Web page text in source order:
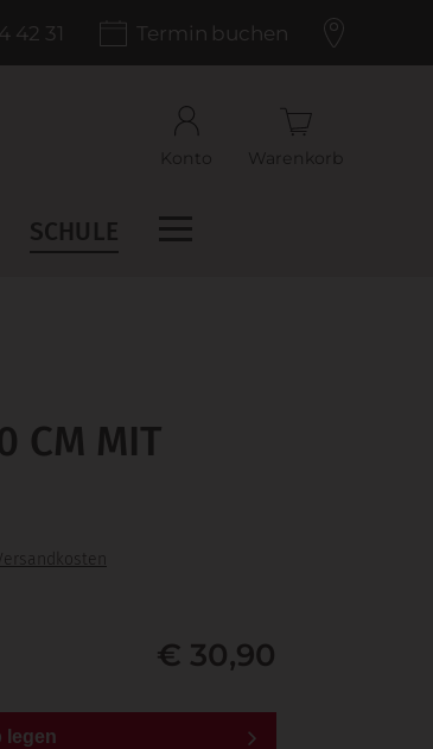
42 31 Termin buchen
Konto Warenkorb
SCHULE
CM MIT
€ 30,90
legen